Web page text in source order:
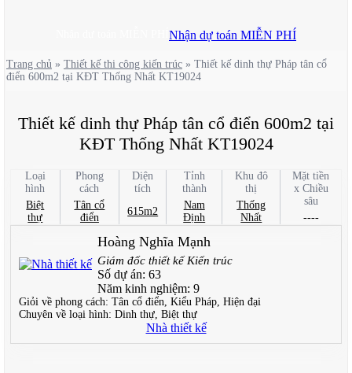
Nhận dự toán MIỄN PHÍ
Trang chủ » Thiết kế thi công kiến trúc » Thiết kế dinh thự Pháp tân cổ
điển 600m2 tại KĐT Thống Nhất KT19024
Thiết kế dinh thự Pháp tân cổ điển 600m2 tại
KĐT Thống Nhất KT19024
Loại
hình
Biệt
thự
Phong
cách
Tân cổ
điển
Diện
tích
615m2
Tỉnh
thành
Nam
Định
Khu đô
thị
Thống
Nhất
Mặt tiền
x Chiều
sâu
----
Hoàng Nghĩa Mạnh
Giám đốc thiết kế Kiến trúc
Số dự án: 63
Năm kinh nghiệm: 9
Giỏi về phong cách: Tân cổ điển, Kiểu Pháp, Hiện đại
Chuyên về loại hình: Dinh thự, Biệt thự
Nhà thiết kế